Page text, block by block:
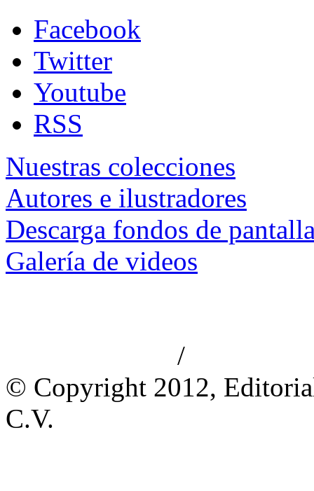
Facebook
Twitter
Youtube
RSS
Nuestras colecciones
Autores e ilustradores
Descarga fondos de
Galería de videos
/
© Copyright 2012,
C.V.